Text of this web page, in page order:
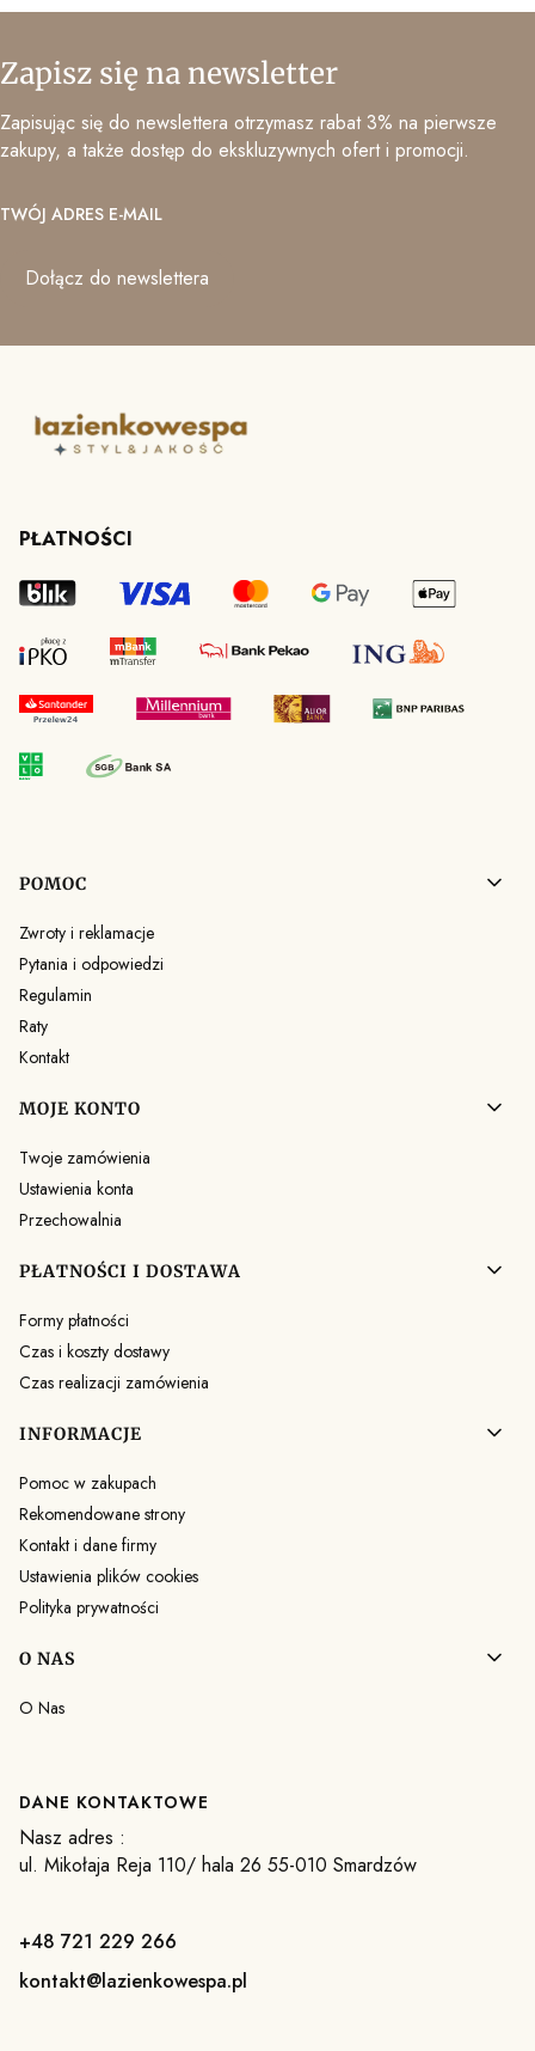
Zapisz się na newsletter
Zapisując się do newslettera otrzymasz rabat 3% na pierwsze
zakupy, a także dostęp do ekskluzywnych ofert i promocji.
TWÓJ ADRES E-MAIL
Dołącz do newslettera
PŁATNOŚCI
Linki w stopce
POMOC
Zwroty i reklamacje
Pytania i odpowiedzi
Regulamin
Raty
Kontakt
MOJE KONTO
Twoje zamówienia
Ustawienia konta
Przechowalnia
PŁATNOŚCI I DOSTAWA
Formy płatności
Czas i koszty dostawy
Czas realizacji zamówienia
INFORMACJE
Pomoc w zakupach
Rekomendowane strony
Kontakt i dane firmy
Ustawienia plików cookies
Polityka prywatności
O NAS
O Nas
DANE KONTAKTOWE
Nasz adres :
ul. Mikołaja Reja 110/ hala 26 55-010 Smardzów
+48 721 229 266
kontakt@lazienkowespa.pl